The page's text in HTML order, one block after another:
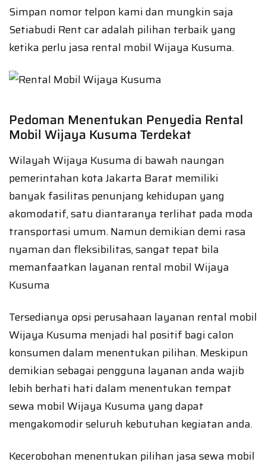
Simpan nomor telpon kami dan mungkin saja
Setiabudi Rent car adalah pilihan terbaik yang
ketika perlu jasa rental mobil Wijaya Kusuma.
Pedoman Menentukan Penyedia Rental
Mobil Wijaya Kusuma Terdekat
Wilayah Wijaya Kusuma di bawah naungan
pemerintahan kota Jakarta Barat memiliki
banyak fasilitas penunjang kehidupan yang
akomodatif, satu diantaranya terlihat pada moda
transportasi umum. Namun demikian demi rasa
nyaman dan fleksibilitas, sangat tepat bila
memanfaatkan layanan rental mobil Wijaya
Kusuma
Tersedianya opsi perusahaan layanan rental mobil
Wijaya Kusuma menjadi hal positif bagi calon
konsumen dalam menentukan pilihan. Meskipun
demikian sebagai pengguna layanan anda wajib
lebih berhati hati dalam menentukan tempat
sewa mobil Wijaya Kusuma yang dapat
mengakomodir seluruh kebutuhan kegiatan anda.
Kecerobohan menentukan pilihan jasa sewa mobil